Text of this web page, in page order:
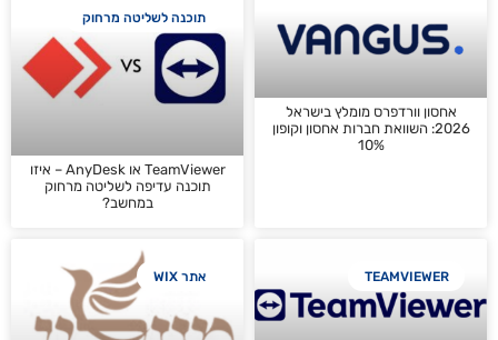
מומלץ בישראל
השוואת חברות אחסון וקופון
תוכנה לשליטה מרחוק
TeamViewer או AnyDesk – איזו
תוכנה עדיפה לשליטה מרחוק